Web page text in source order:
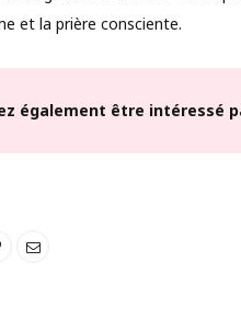
et la prière consciente.
également être intéressé